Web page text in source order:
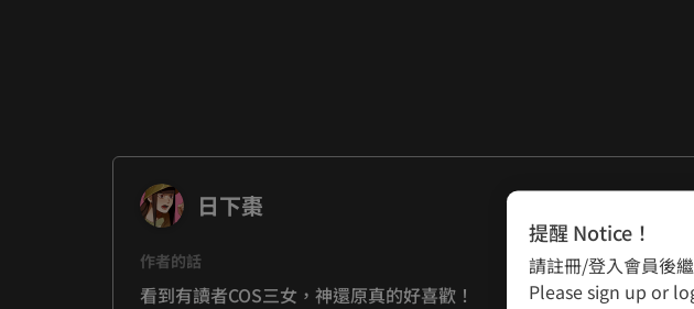
日下棗
作者的話
看到有讀者COS三女，神還原真的好喜歡！
提醒 Notice！
請註冊/登入會員後
Please sign up or